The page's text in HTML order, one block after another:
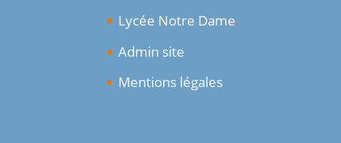
Lycée Notre Dame
Admin site
Mentions légales